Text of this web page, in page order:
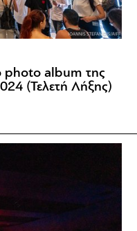
photo album της
(Τελετή Λήξης)